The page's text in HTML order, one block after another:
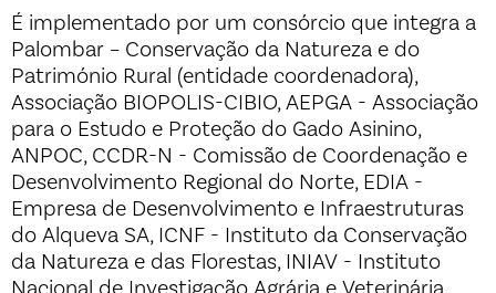
É implementado por um consórcio que integra a
Palombar – Conservação da Natureza e do
Património Rural (entidade coordenadora),
Associação BIOPOLIS-CIBIO, AEPGA - Associação
para o Estudo e Proteção do Gado Asinino,
ANPOC, CCDR-N - Comissão de Coordenação e
Desenvolvimento Regional do Norte, EDIA -
Empresa de Desenvolvimento e Infraestruturas
do Alqueva SA, ICNF - Instituto da Conservação
da Natureza e das Florestas, INIAV - Instituto